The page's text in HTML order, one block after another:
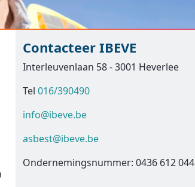
Contacteer IBEVE
Interleuvenlaan 58 - 3001 Heverlee
Tel 016/390490
info@ibeve.be
asbest@ibeve.be
Ondernemingsnummer: 0436 612 044